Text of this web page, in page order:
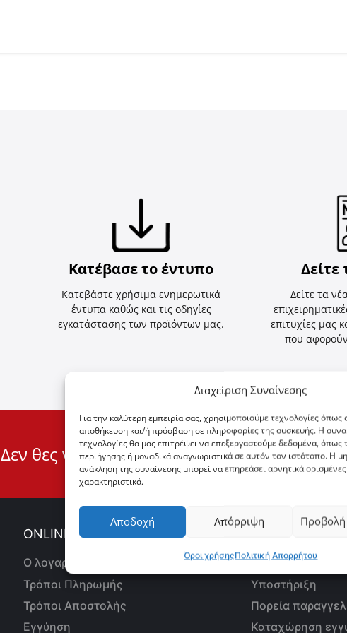
Διαχείριση Συναίνεσης
Για την καλύτερη εμπειρία σας, χρησιμοποιούμε τεχνολογίες όπως
αποθήκευση και/ή πρόσβαση σε πληροφορίες της συσκευής. Η
τεχνολογίες θα μας επιτρέψει να επεξεργαστούμε δεδομένα,
περιήγησης ή μοναδικά αναγνωριστικά σε αυτόν τον ιστότοπο. Η
ανάκληση της συναίνεσης μπορεί να επηρεάσει αρνητικά ορισμένες
χαρακτηριστικά.
Αποδοχή Απόρριψη
Όροι χρήσηςΠολιτική Απορρήτου
Κατέβασε το έντυπο
Κατεβάστε χρήσιμα ενημερωτικά
έντυπα καθώς και τις οδηγίες
εγκατάστασης των προϊόντων μας.
Δείτε
Δείτε τα
επιτυχίες μας
που
Δεν θες να χάνεις ευκαιρία;
ONLINE ΑΓΟΡΕΣ
Ο λογαριασμός μου
Τρόποι Πληρωμής
Τρόποι Αποστολής
Εγγύηση
Επικοινωνία
Υποστήριξη
Πορεία
Καταχώρηση